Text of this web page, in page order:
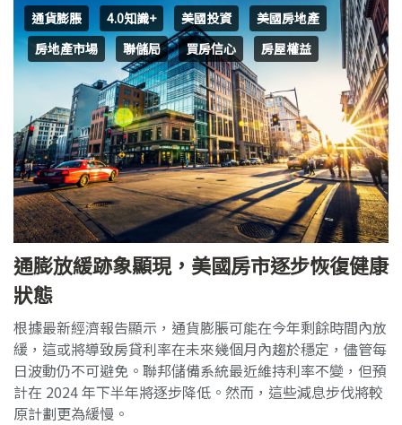
通貨膨脹 4.0知識+ 美國投資
美國房地產
房地產市場
聯儲局 買房信心 房屋權益
通膨放緩跡象顯現，美國房市逐步恢復健康
狀態
根據最新經濟報告顯示，通貨膨脹可能在今年剩餘時間內放
緩，這或將導致房貸利率在未來幾個月內趨於穩定，儘管每
日波動仍不可避免。聯邦儲備系統最近維持利率不變，但預
計在 2024 年下半年將逐步降低。然而，這些減息步伐將較
原計劃更為緩慢。